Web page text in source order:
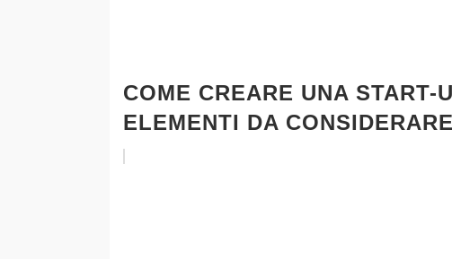
COME CREARE UNA START-
ELEMENTI DA CONSIDERARE